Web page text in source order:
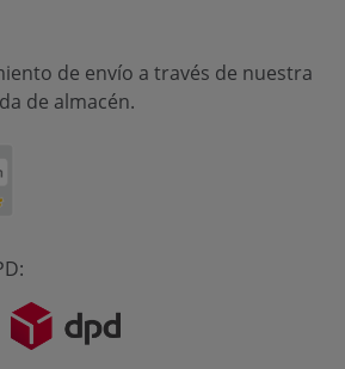
de envío a través de nuestra
de almacén.